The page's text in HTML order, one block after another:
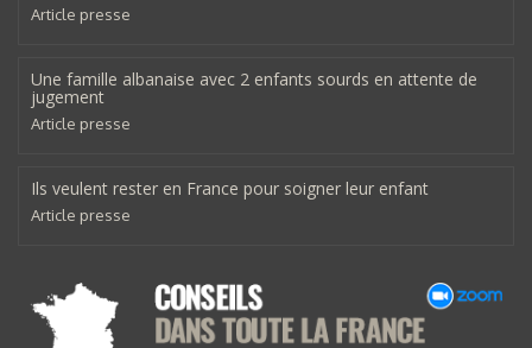
Article presse
Une famille albanaise avec 2 enfants sourds en attente de
jugement
Article presse
Ils veulent rester en France pour soigner leur enfant
Article presse